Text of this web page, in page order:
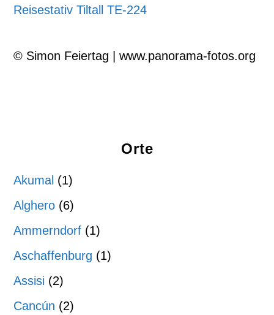
Reisestativ Tiltall TE-224
© Simon Feiertag | www.panorama-fotos.org
Orte
Akumal (1)
Alghero (6)
Ammerndorf (1)
Aschaffenburg (1)
Assisi (2)
Cancún (2)